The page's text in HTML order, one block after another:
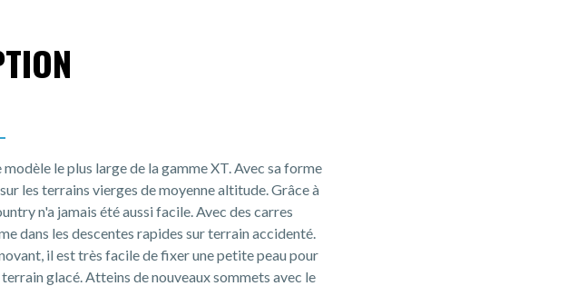
le plus large de la gamme XT. Avec sa forme
les terrains vierges de moyenne altitude. Grâce à
n'a jamais été aussi facile. Avec des carres
dans les descentes rapides sur terrain accidenté.
il est très facile de fixer une petite peau pour
glacé. Atteins de nouveaux sommets avec le